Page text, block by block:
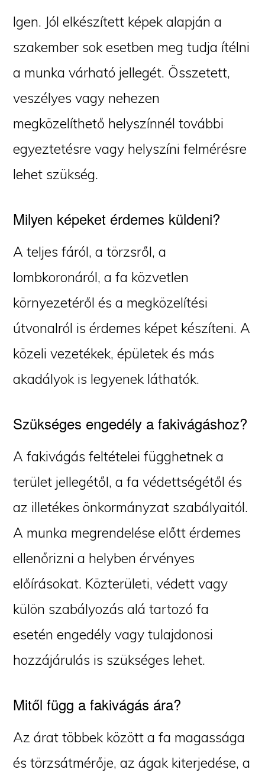
Igen. Jól elkészített képek alapján a
szakember sok esetben meg tudja ítélni
a munka várható jellegét. Összetett,
veszélyes vagy nehezen
megközelíthető helyszínnél további
egyeztetésre vagy helyszíni felmérésre
lehet szükség.
Milyen képeket érdemes küldeni?
A teljes fáról, a törzsről, a
lombkoronáról, a fa közvetlen
környezetéről és a megközelítési
útvonalról is érdemes képet készíteni. A
közeli vezetékek, épületek és más
akadályok is legyenek láthatók.
Szükséges engedély a fakivágáshoz?
A fakivágás feltételei függhetnek a
terület jellegétől, a fa védettségétől és
az illetékes önkormányzat szabályaitól.
A munka megrendelése előtt érdemes
ellenőrizni a helyben érvényes
előírásokat. Közterületi, védett vagy
külön szabályozás alá tartozó fa
esetén engedély vagy tulajdonosi
hozzájárulás is szükséges lehet.
Mitől függ a fakivágás ára?
Az árat többek között a fa magassága
és törzsátmérője, az ágak kiterjedése, a